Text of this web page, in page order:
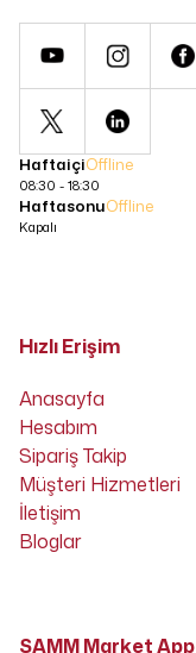
HaftaiçiOffline
08:30 - 18:30
HaftasonuOffline
Kapalı
Hızlı Erişim
Anasayfa
Hesabım
Sipariş Takip
Müşteri Hizmetleri
İletişim
Bloglar
SAMM Market App